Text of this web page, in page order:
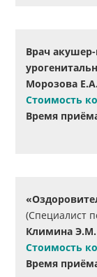
Врач
Морозова Е.А.
Стоимость
Время
(Специалист
Климина Э.М.
Стоимость
Время